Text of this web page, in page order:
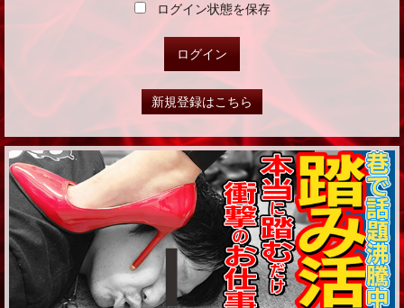
ログイン状態を保存
新規登録はこちら